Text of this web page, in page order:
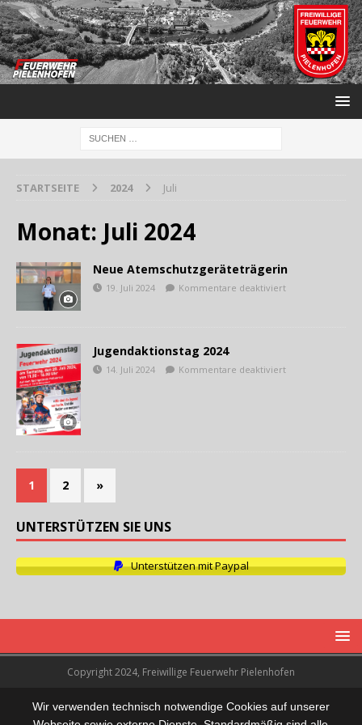
STARTSEITE 2024 Juli
Monat: Juli 2024
Neue Atemschutzgeräteträgerin
19. Juli 2024 Kommentare deaktiviert
Jugendaktionstag 2024
14. Juli 2024 Kommentare deaktiviert
1 2 »
UNTERSTÜTZEN SIE UNS
Unterstützen mit Paypal
Copyright 2024, Freiwillige Feuerwehr Pielenhofen
Wir verwenden technisch notwendige Cookies auf unserer